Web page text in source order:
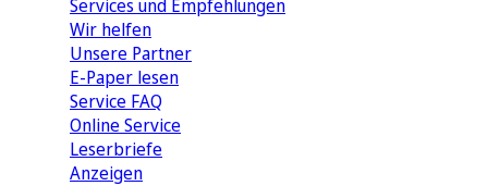
Services und Empfehlungen
Wir helfen
Unsere Partner
E-Paper lesen
Service FAQ
Online Service
Leserbriefe
Anzeigen